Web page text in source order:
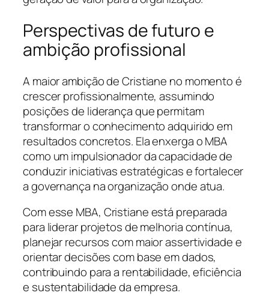
Perspectivas de futuro e
ambição profissional
A maior ambição de Cristiane no momento é
crescer profissionalmente, assumindo
posições de liderança que permitam
transformar o conhecimento adquirido em
resultados concretos. Ela enxerga o MBA
como um impulsionador da capacidade de
conduzir iniciativas estratégicas e fortalecer
a governança na organização onde atua.
Com esse MBA, Cristiane está preparada
para liderar projetos de melhoria contínua,
planejar recursos com maior assertividade e
orientar decisões com base em dados,
contribuindo para a rentabilidade, eficiência
e sustentabilidade da empresa.